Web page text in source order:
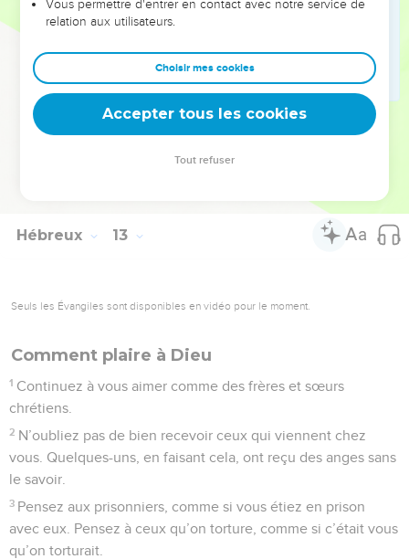
continueront à exister.
faire bouger. Alors remercions Dieu et servons-le d’une
façon qui lui plaise, avec confiance et respect.
Oui, notre Dieu est un feu qui détruit.
© Société biblique française – Bibli’O, 2000, avec autorisation. Pour vous procurer
Hébreux 13
Seuls les Évangiles sont disponibles en vidéo pour le moment.
Comment plaire à Dieu
1 Continuez à vous aimer comme des frères et sœurs
chrétiens.
2 N’oubliez pas de bien recevoir ceux qui viennent chez
vous. Quelques-uns, en faisant cela, ont reçu des anges sans
le savoir.
3 Pensez aux prisonniers, comme si vous étiez en prison
avec eux. Pensez à ceux qu’on torture, comme si c’était vous
qu’on torturait.
Vous permettre d'entrer en contact avec notre service de
relation aux utilisateurs.
Choisir mes cookies
Accepter tous les cookies
Tout refuser